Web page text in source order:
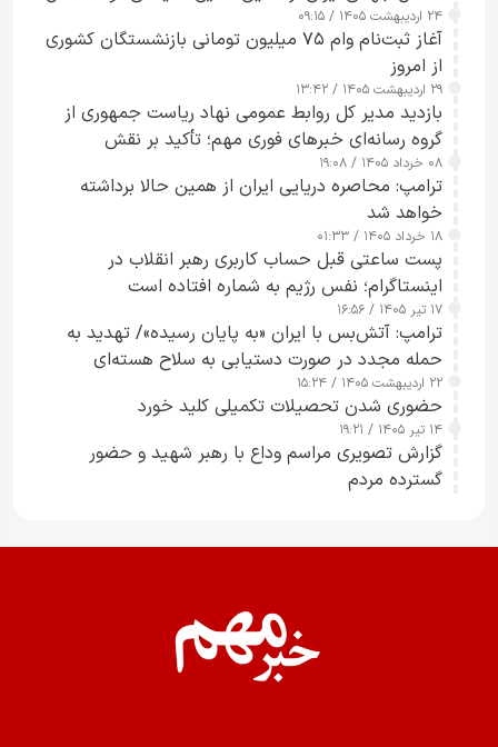
کامل مردم تا ۲۴ ساعت آینده
۲۴ اردیبهشت ۱۴۰۵ / ۰۹:۱۵
آغاز ثبت‌نام وام ۷۵ میلیون تومانی بازنشستگان کشوری
از امروز
۲۹ اردیبهشت ۱۴۰۵ / ۱۳:۴۲
بازدید مدیر کل روابط عمومی نهاد ریاست جمهوری از
گروه رسانه‌ای خبرهای فوری مهم؛ تأکید بر نقش
رسانه‌های هوشمند و مسئول در ارتقای آگاهی عمومی
۰۸ خرداد ۱۴۰۵ / ۱۹:۰۸
ترامپ: محاصره دریایی ایران از همین حالا برداشته
خواهد شد
۱۸ خرداد ۱۴۰۵ / ۰۱:۳۳
پست ساعتی قبل حساب کاربری رهبر انقلاب در
اینستاگرام؛ نفس رژیم به شماره افتاده است​
۱۷ تیر ۱۴۰۵ / ۱۶:۵۶
ترامپ: آتش‌بس با ایران «به پایان رسیده»/ تهدید به
حمله مجدد در صورت دستیابی به سلاح هسته‌ای
۲۲ اردیبهشت ۱۴۰۵ / ۱۵:۲۴
حضوری شدن تحصیلات تکمیلی کلید خورد
۱۴ تیر ۱۴۰۵ / ۱۹:۲۱
گزارش تصویری مراسم وداع با رهبر شهید و حضور
گسترده مردم